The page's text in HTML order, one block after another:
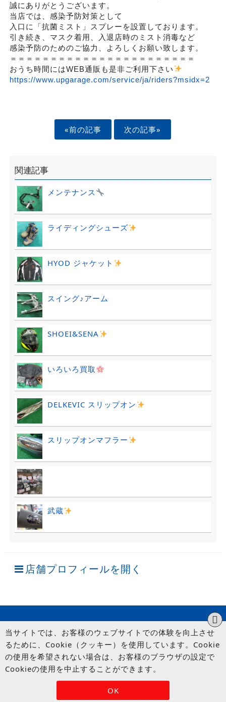
誠にありがとうございます。
当店では、感染予防対策として
入口に「抗菌ミスト」スプレーを設置しております。
引き続き、マスク着用、入退店時のミスト消毒など
感染予防のためのご協力、よろしくお願い致します。
＝＝＝＝＝＝＝＝＝＝＝＝＝＝＝＝＝＝＝＝＝＝＝
おうち時間にはWEB通販も是非ご利用下さい
https://www.upgarage.com/service/ja/riders?msidx=2
«前の記事 次の記事»
関連記事
メンテナンス
ライディングシューズ
HYOD ジャケット
スイング♪アーム
SHOEI&SENA
いろいろ買取
DELKEVIC スリップオン
スリップオンマフラー
武蔵
店舗プロフィールを開く
© UP GARAGE GROUP Co., Ltd.
OK
当サイトでは、お客様のウェブサイトでの体験を向上させ
るために、Cookie（クッキー）を使用しています。Cookie
の使用を希望されない場合は、お客様のブラウザの設定で
Cookieの使用を中止することができます。